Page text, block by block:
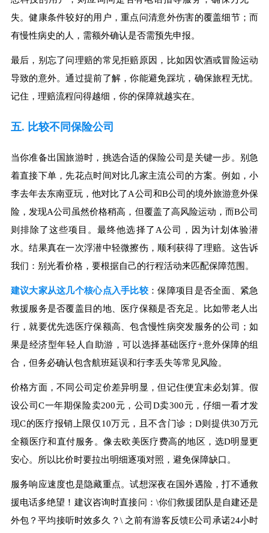
失。健康条件较好的用户，重点问清意外伤害的覆盖细节；而
有慢性病史的人，需额外确认是否需预先申报。
最后，别忘了问理赔的常见拒赔原因，比如因饮酒或冒险运动
导致的意外。通过提前了解，你能避免踩坑，确保旅程无忧。
记住，理赔流程问得越细，你的保障就越实在。
五. 比较不同保险公司
当你准备出国旅游时，挑选合适的保险公司是关键一步。别急
着直接下单，先花点时间对比几家主流公司的方案。例如，小
李去年去东南亚玩，他对比了A公司和B公司的境外旅游意外保
险，发现A公司虽然价格稍高，但覆盖了高风险运动，而B公司
则排除了这些项目。最终他选择了A公司，因为计划体验潜
水。结果真在一次浮潜中轻微擦伤，顺利获得了理赔。这告诉
我们：别光看价格，要根据自己的行程活动来匹配保障范围。
建议大家从这几个核心点入手比较 ：保障项目是否全面、紧急
救援服务是否覆盖目的地、医疗保额是否充足。比如带老人出
行，就要优先选医疗保额高、包含慢性病突发服务的公司；如
果是经济型年轻人自助游，可以选择基础医疗+意外保障的组
合，但务必确认包含航班延误和行李丢失等常见风险。
价格方面，不同公司定价差异明显，但记住便宜未必划算。假
设公司C一年期保险卖200元，公司D卖300元，仔细一看才发
现C的医疗报销上限仅10万元，且不含门诊；D则提供30万元
全额医疗和直付服务。像去欧美医疗费高的地区，选D明显更
安心。所以比价时要拉出明细逐项对照，避免保障缺口。
服务响应速度也是隐藏重点。试想深夜在国外遇险，打不通救
援电话多绝望！建议咨询时直接问：\你们救援团队是自建还是
外包？平均接听时效多久？\ 之前有游客反馈E公司承诺24小时